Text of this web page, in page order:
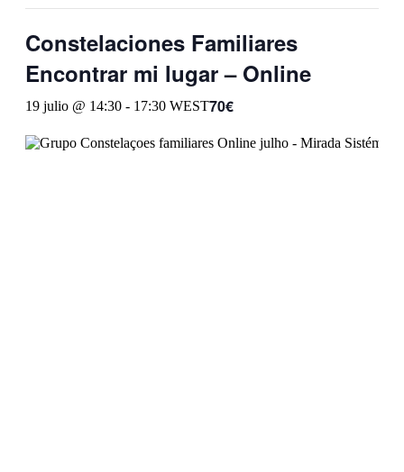
Constelaciones Familiares
Encontrar mi lugar – Online
19 julio @ 14:30 - 17:30 WEST70€